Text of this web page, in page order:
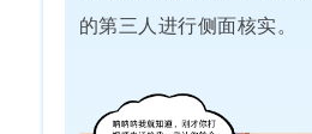
的第三人进行侧面核实。